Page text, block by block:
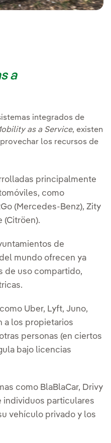
a
integrados de
as a Service, existen
los recursos de
principalmente
como
(Mercedes-Benz), Zity
(Citröen).
de
mundo ofrecen ya
de uso compartido,
Uber, Lyft, Juno,
a los propietarios
personas (en ciertos
bajo licencias
como BlaBlaCar, Drivy
individuos particulares
vehículo privado y los